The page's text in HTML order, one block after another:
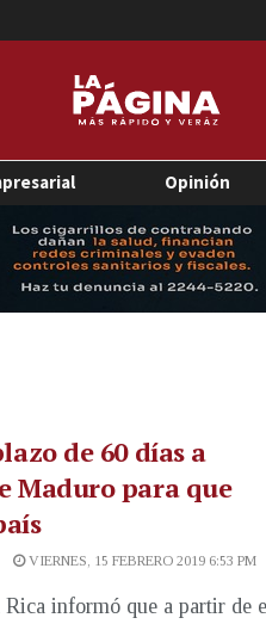
Opinión
de 60 días a
Maduro para que
VIERNES, 15 FEBRERO 2019 6:53 PM
informó que a partir de